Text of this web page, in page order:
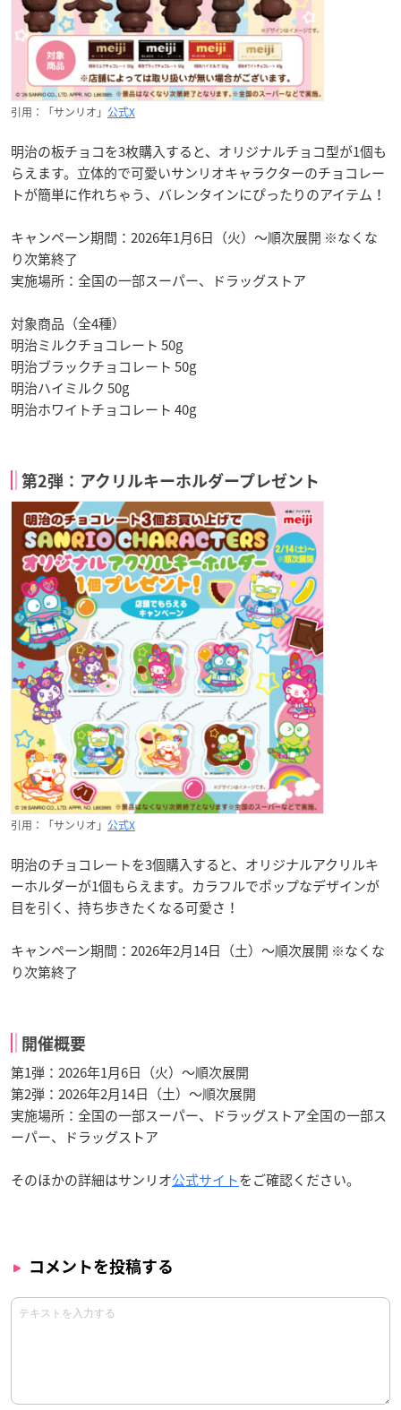
引用：「サンリオ」 公式X
明治の板チョコを3枚購入すると、オリジナルチョコ型が1個も
らえます。立体的で可愛いサンリオキャラクターのチョコレー
トが簡単に作れちゃう、バレンタインにぴったりのアイテム！
キャンペーン期間：2026年1月6日（火）〜順次展開 ※なくな
り次第終了
実施場所：全国の一部スーパー、ドラッグストア
対象商品（全4種）
明治ミルクチョコレート 50g
明治ブラックチョコレート 50g
明治ハイミルク 50g
明治ホワイトチョコレート 40g
第2弾：アクリルキーホルダープレゼント
引用：「サンリオ」 公式X
明治のチョコレートを3個購入すると、オリジナルアクリルキ
ーホルダーが1個もらえます。カラフルでポップなデザインが
目を引く、持ち歩きたくなる可愛さ！
キャンペーン期間：2026年2月14日（土）〜順次展開 ※なくな
り次第終了
開催概要
第1弾：2026年1月6日（火）〜順次展開
第2弾：2026年2月14日（土）〜順次展開
実施場所：全国の一部スーパー、ドラッグストア全国の一部ス
ーパー、ドラッグストア
そのほかの詳細はサンリオ公式サイトをご確認ください。
コメントを投稿する